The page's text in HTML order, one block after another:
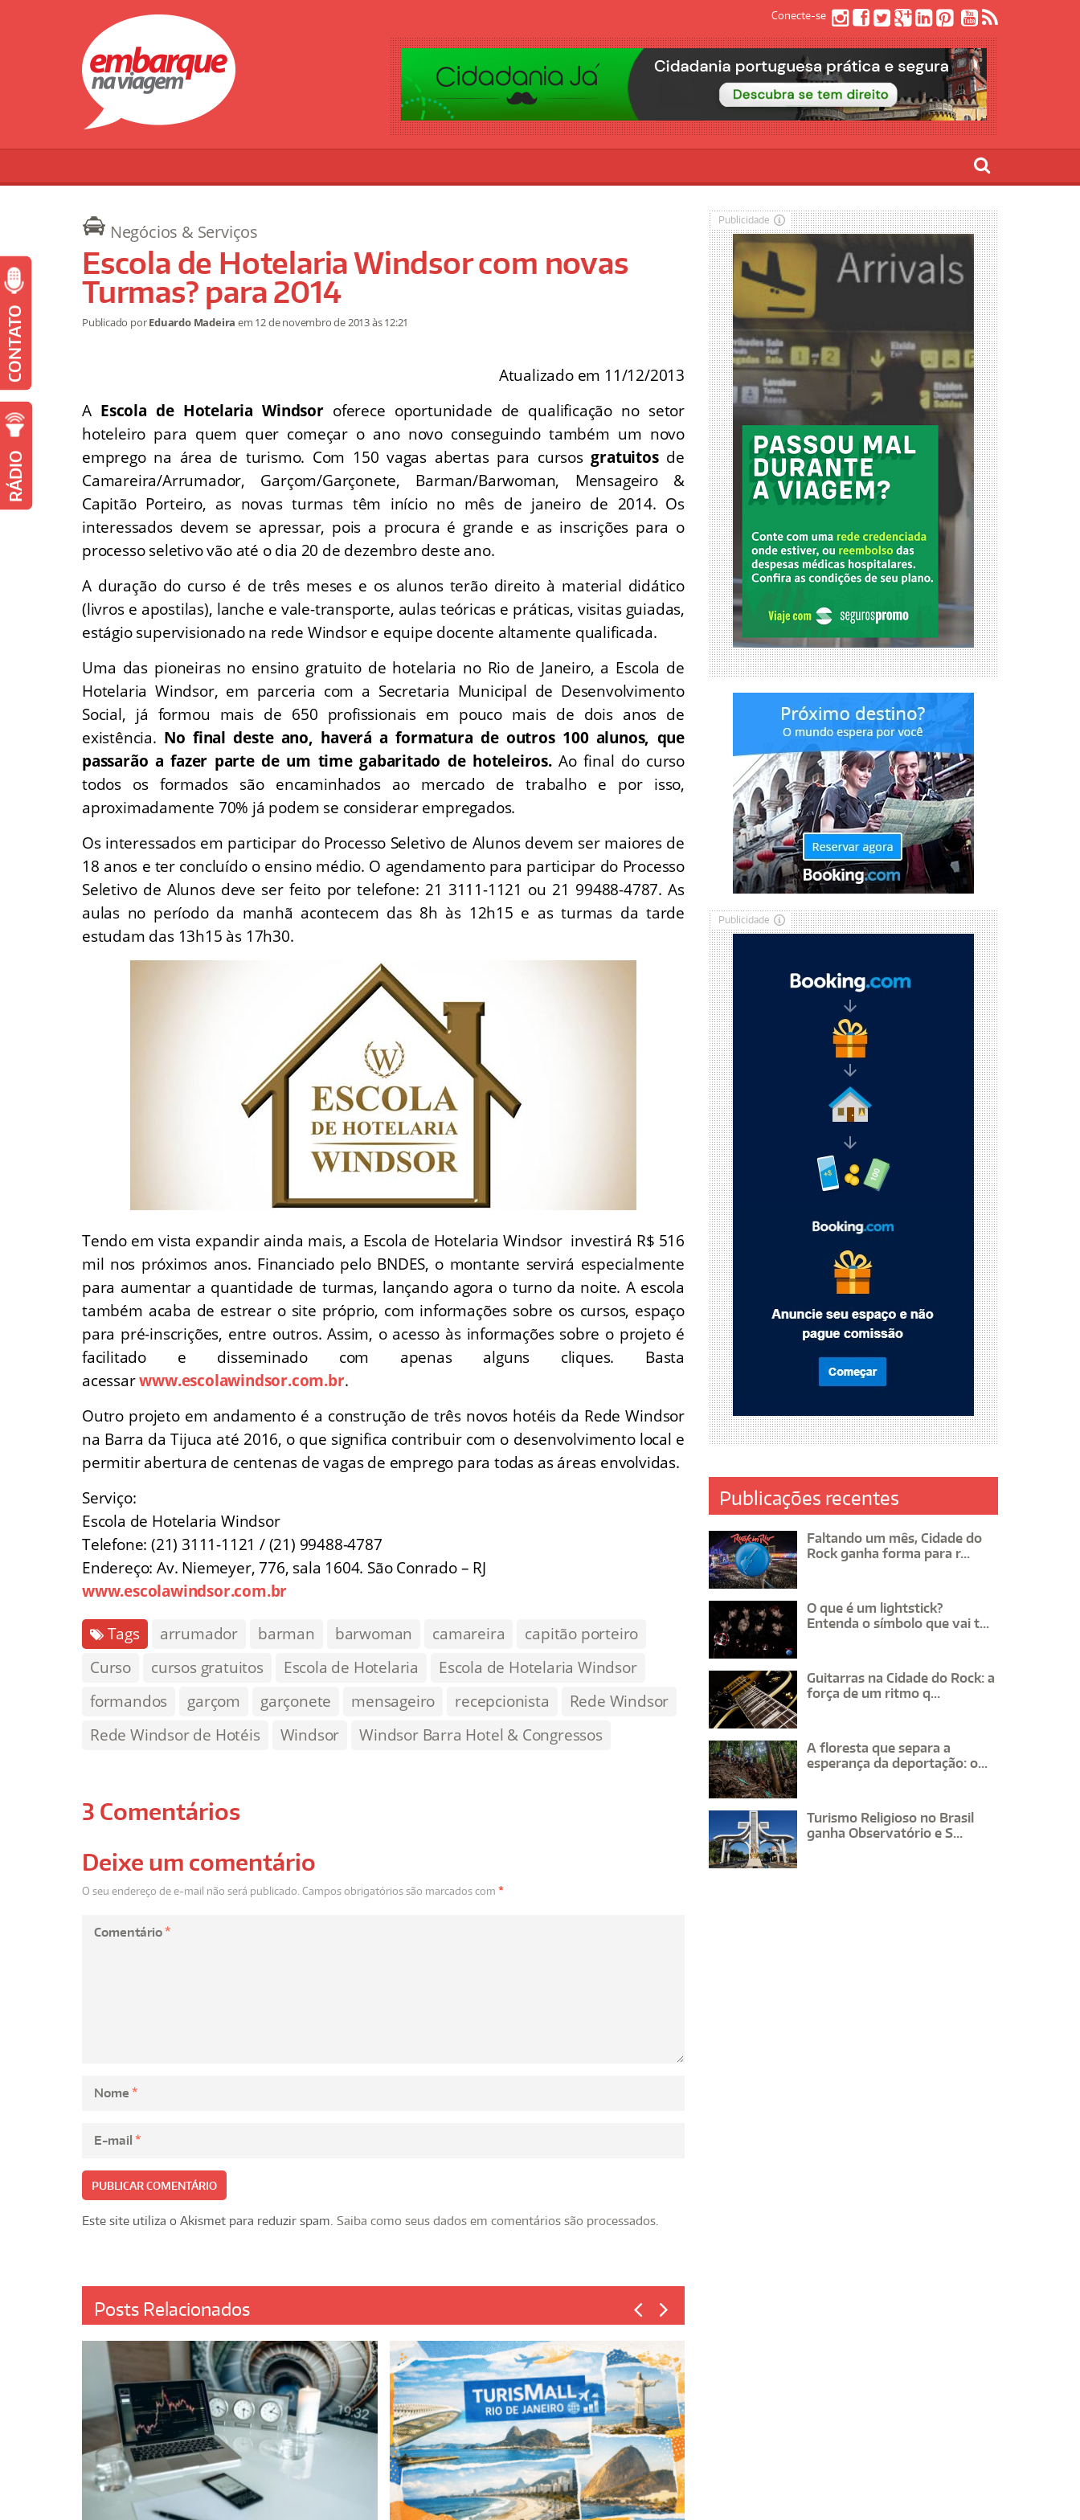
Conecte-se
Negócios & Serviços
Escola de Hotelaria Windsor com novas
Turmas? para 2014
Publicado porEduardo Madeira em 12 de novembro de 2013às 12:21
Atualizado em 11/12/2013
A Escola de Hotelaria Windsoroferece oportunidade de qualificação no setor
hoteleiro para quem quer começar o ano novo conseguindo também um novo
emprego na área de turismo. Com 150 vagas abertas para cursosgratuitosde
Camareira/Arrumador, Garçom/Garçonete, Barman/Barwoman, Mensageiro &
Capitão Porteiro, as novas turmas têm início no mês de janeiro de 2014. Os
interessados devem se apressar, pois a procura é grande e as inscrições para o
processo seletivo vão até o dia 20 de dezembro deste ano.
A duração do curso é de três meses e os alunos terão direito à material didático
(livros e apostilas), lanche e vale-transporte, aulas teóricas e práticas, visitas guiadas,
estágio supervisionado na rede Windsor e equipe docente altamente qualificada.
Uma das pioneiras no ensino gratuito de hotelaria no Rio de Janeiro, a Escola de
Hotelaria Windsor, em parceria com a Secretaria Municipal de Desenvolvimento
Social, já formou mais de 650 profissionais em pouco mais de dois anos de
existência. No final deste ano, haverá a formatura de outros 100 alunos, que
passarão a fazer parte de um time gabaritado de hoteleiros.Ao final do curso
todos os formados são encaminhados ao mercado de trabalho e por isso,
aproximadamente 70% já podem se considerar empregados.
Os interessados em participar do Processo Seletivo de Alunos devem ser maiores de
18 anos e ter concluído o ensino médio. O agendamento para participar do Processo
Seletivo de Alunos deve ser feito por telefone: 21 3111-1121 ou 21 99488-4787. As
aulas no período da manhã acontecem das 8h às 12h15 e as turmas da tarde
estudam das 13h15 às 17h30.
Tendo em vista expandir ainda mais, a Escola de Hotelaria Windsor investirá R$ 516
mil nos próximos anos. Financiado pelo BNDES, o montante servirá especialmente
para aumentar a quantidade de turmas, lançando agora o turno da noite. A escola
também acaba de estrear o site próprio, com informações sobre os cursos, espaço
para pré-inscrições, entre outros. Assim, o acesso às informações sobre o projeto é
facilitado e disseminado com apenas alguns cliques. Basta
acessarwww.escolawindsor.com.br.
Outro projeto em andamento é a construção de três novos hotéis da Rede Windsor
na Barra da Tijuca até 2016, o que significa contribuir com o desenvolvimento local e
permitir abertura de centenas de vagas de emprego para todas as áreas envolvidas.
Serviço:
Escola de Hotelaria Windsor
Telefone: (21) 3111-1121 / (21) 99488-4787
Endereço: Av. Niemeyer, 776, sala 1604. São Conrado – RJ
www.escolawindsor.com.br
Tags arrumador barman barwoman camareira
capitão porteiro
Curso
cursos gratuitos Escola de Hotelaria
Escola de Hotelaria Windsor
formandos
garçom garçonete mensageiro recepcionista
Rede Windsor
Rede Windsor de Hotéis
Windsor Windsor Barra Hotel & Congressos
3 Comentários
Deixe um comentário
O seu endereço de e-mail não será publicado. Campos obrigatórios são marcados com *
Comentário*
Nome *
E-mail *
Este site utiliza o Akismet para reduzir spam. Saiba como seus dados em comentários são processados
Posts Relacionados
Publicidade
Publicidade
Publicações recentes
Faltando um mês, Cidade do
Rock ganha forma para r...
O que é um lightstick?
Entenda o símbolo que vai t...
Guitarras na Cidade do Rock: a
força de um ritmo q...
A floresta que separa a
esperança da deportação: o...
Turismo Religioso no Brasil
ganha Observatório e S...
CONTATO
RÁDIO